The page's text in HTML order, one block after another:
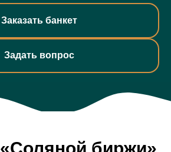
Заказать банкет
Задать вопрос